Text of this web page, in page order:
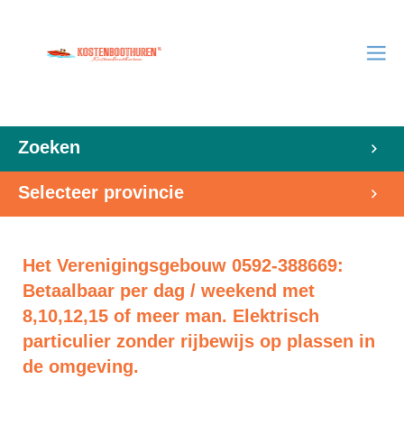
Zoeken
Selecteer provincie
Het Verenigingsgebouw 0592-388669:
Betaalbaar per dag / weekend met
8,10,12,15 of meer man. Elektrisch
particulier zonder rijbewijs op plassen in
de omgeving.